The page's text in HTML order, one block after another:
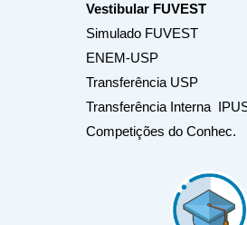
Vestibular FUVEST
Simulado FUVEST
ENEM-USP
Transferência USP
Transferência Interna
Competições do Conhec.